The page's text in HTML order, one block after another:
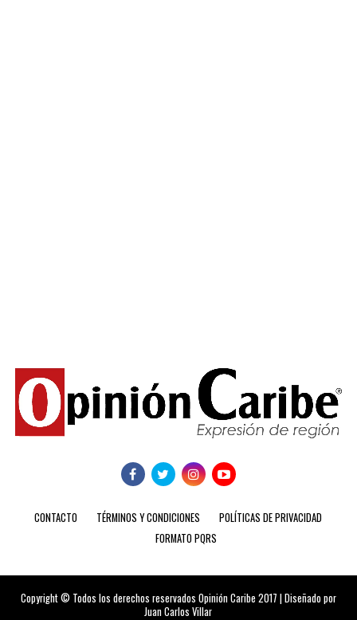
CONTACTO TÉRMINOS Y CONDICIONES
POLÍTICAS DE PRIVACIDAD
FORMATO PQRS
Copyright © Todos los derechos reservados Opinión Caribe 2017 | Diseñado por
Juan Carlos Villar